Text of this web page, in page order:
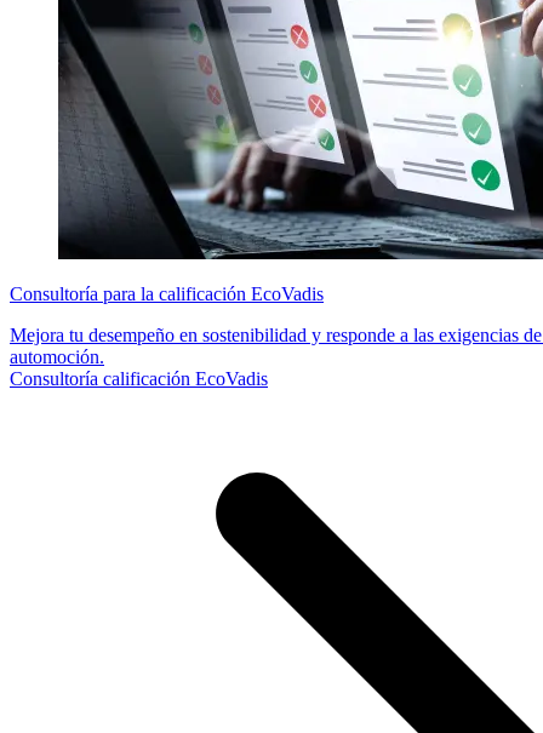
Consultoría para la calificación EcoVadis
Mejora tu desempeño en sostenibilidad y responde a las exigencias
automoción.
Consultoría calificación EcoVadis